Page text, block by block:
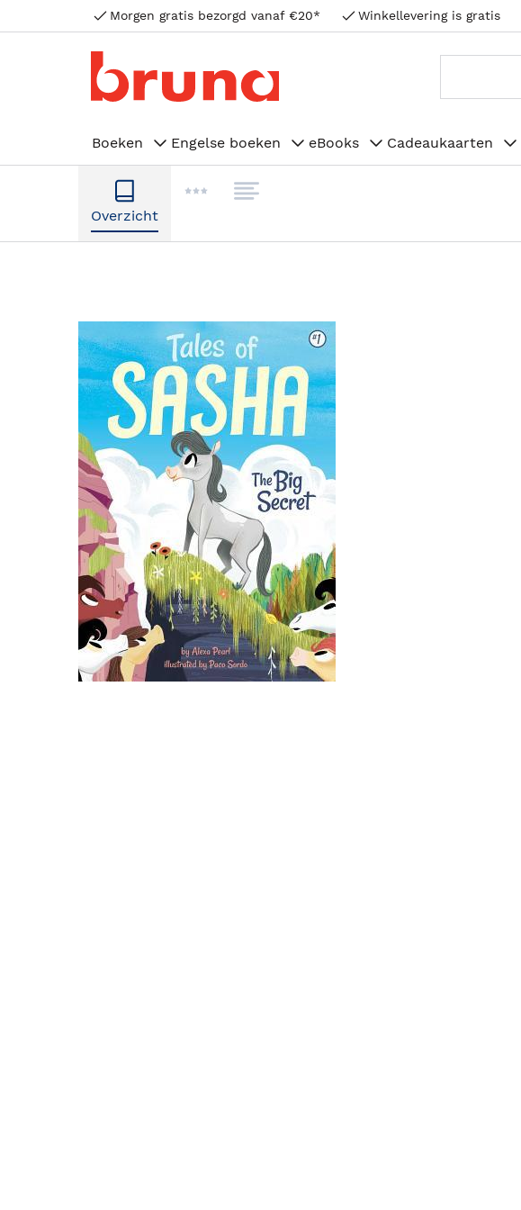
Morgen gratis bezorgd vanaf €20* Winkellevering is gratis
Boeken Engelse boeken eBooks Cadeaukaarten
Overzicht